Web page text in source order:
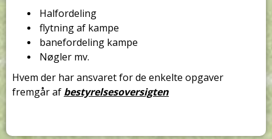
Halfordeling
flytning af kampe
banefordeling kampe
Nøgler mv.
Hvem der har ansvaret for de enkelte opgaver
fremgår af bestyrelsesoversigten